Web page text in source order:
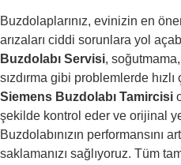
Buzdolaplarınız, evinizin en
arızaları ciddi sorunlara yol
Buzdolabı Servisi,
sızdırma gibi problemlerde
Siemens Buzdolabı Tamircisi
şekilde kontrol eder ve orijinal
Buzdolabınızın performansını
saklamanızı sağlıyoruz. Tüm